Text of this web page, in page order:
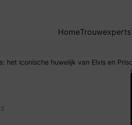
huwelijk van Elvis en Priscilla
HomeTrouwexperts
het iconische huwelijk van Elvis en